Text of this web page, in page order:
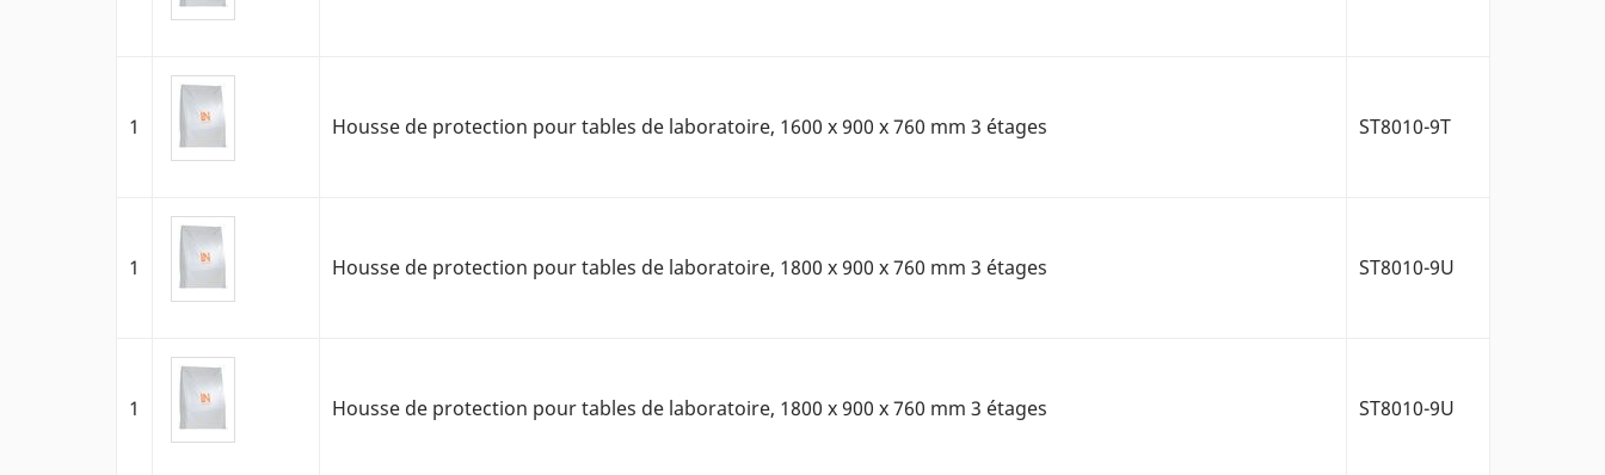
1 Housse de protection pour tables de laboratoire, 1600 x 900 x 760 mm 3 étages ST8010-9T
1 Housse de protection pour tables de laboratoire, 1800 x 900 x 760 mm 3 étages ST8010-9U
1 Housse de protection pour tables de laboratoire, 1800 x 900 x 760 mm 3 étages ST8010-9U